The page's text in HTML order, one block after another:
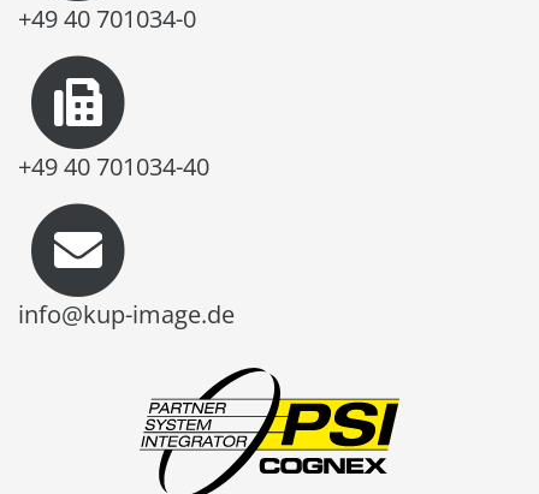
+49 40 701034-0
+49 40 701034-40
info@kup-image.de